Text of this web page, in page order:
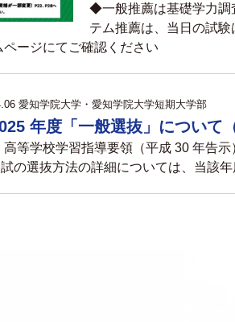
◆一般推薦は基礎学力調
テム推薦は、当日の試
ージにてご確認ください
愛知学院大学・愛知学院大学短期大学部
年度「⼀般選抜」について
等学校学習指導要領（平成 30 年告
の選抜⽅法の詳細については、当該